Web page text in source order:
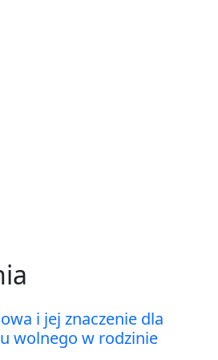
i jej znaczenie dla
wolnego w rodzinie